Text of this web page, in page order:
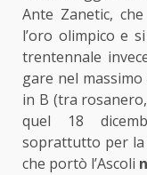
Ante Zanetic,
l’oro olimpico e
trentennale
gare nel
in B (tra
quel 18
soprattutto per la
che portò l’Ascoli